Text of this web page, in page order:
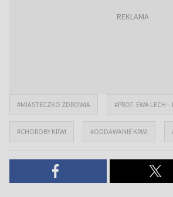
#MIASTECZKO ZDROWIA #PROF. EWA LECH
#CHOROBY KRWI #ODDAWANIE KRWI